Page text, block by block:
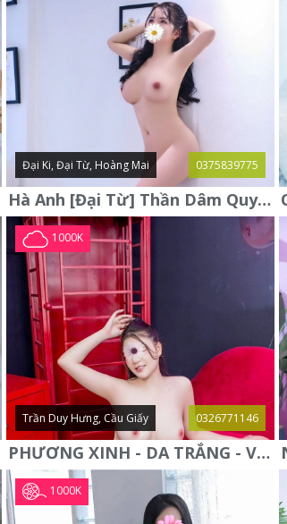
Đại Ki, Đại Từ, Hoàng Mai 0375839775
Hà Anh [Đại Từ] Thần Dâm Quyến Rũ Gợi Cảm - Ngực To Body Mượt
1000K
Trần Duy Hưng, Cầu Giấy 0326771146
PHƯƠNG XINH - DA TRẮNG - VÚ TO - DÁNG ĐẸP - NGON
1000K